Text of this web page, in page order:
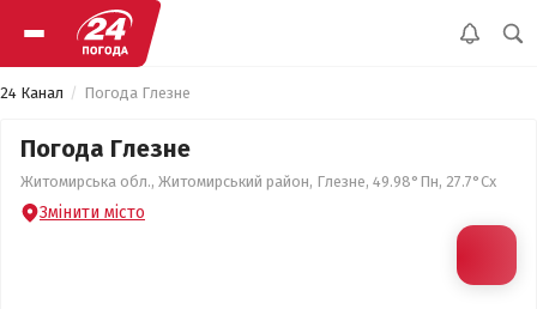
24 Канал Погода Глезне
Погода Глезне
Житомирська обл., Житомирський район, Глезне, 49.98°Пн, 27.7°Сх
Змінити місто